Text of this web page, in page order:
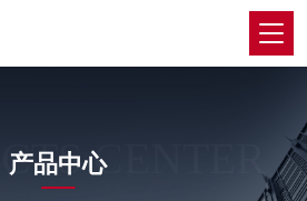
CENTER
产品中心